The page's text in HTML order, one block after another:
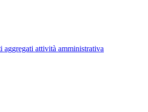
aggregati attività amministrativa